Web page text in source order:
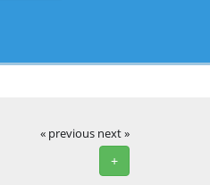
« previous next »
+